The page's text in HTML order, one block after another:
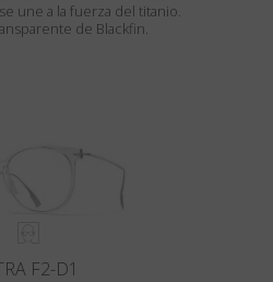
une a la fuerza del titanio.
de Blackfin.
F2-D1